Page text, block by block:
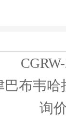
巴布韦哈
询